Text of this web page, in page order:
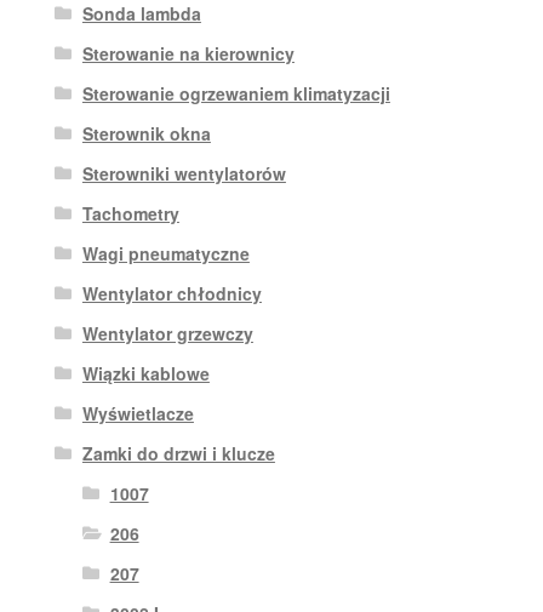
Sonda lambda
Sterowanie na kierownicy
Sterowanie ogrzewaniem klimatyzacji
Sterownik okna
Sterowniki wentylatorów
Tachometry
Wagi pneumatyczne
Wentylator chłodnicy
Wentylator grzewczy
Wiązki kablowe
Wyświetlacze
Zamki do drzwi i klucze
1007
206
207